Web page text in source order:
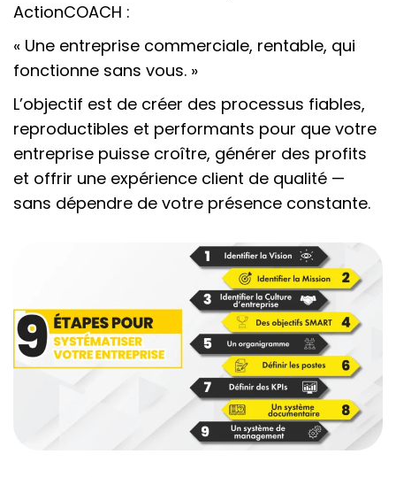
ActionCOACH :
« Une entreprise commerciale, rentable, qui
fonctionne sans vous. »
L’objectif est de créer des processus fiables,
reproductibles et performants pour que votre
entreprise puisse croître, générer des profits
et offrir une expérience client de qualité —
sans dépendre de votre présence constante.